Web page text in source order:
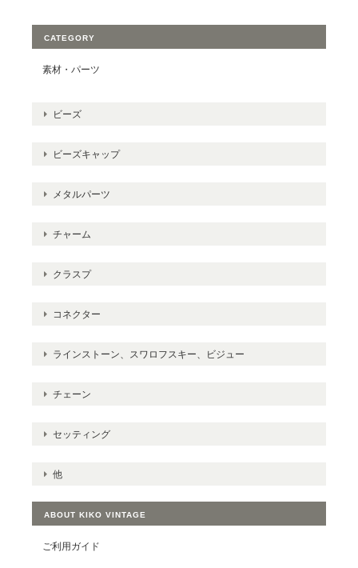
CATEGORY
素材・パーツ
ビーズ
ビーズキャップ
メタルパーツ
チャーム
クラスプ
コネクター
ラインストーン、スワロフスキー、ビジュー
チェーン
セッティング
他
ABOUT KIKO VINTAGE
ご利用ガイド